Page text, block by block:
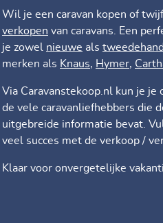
Wil je een caravan kopen of
verkopen van caravans. Een
je zowel nieuwe als
merken als Knaus, Hymer,
Via Caravanstekoop.nl kun je je
de vele caravanliefhebbers die
uitgebreide informatie bevat.
veel succes met de verkoop /
Klaar voor onvergetelijke